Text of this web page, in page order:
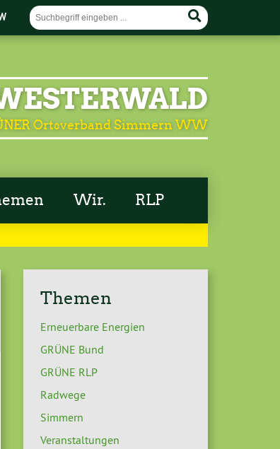
Ortsverband Simmern WW
Wir. RLP
Themen
Erneuerbare Energien
GRÜNE Bund
GRÜNE RLP
Radwege
Simmern
Veranstaltungen